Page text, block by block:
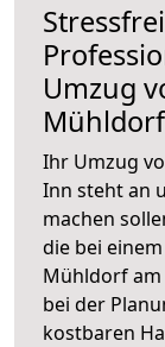
Umzug
Ihr Umzug
Inn steht an
machen
die bei
Mühldorf am
bei der
kostbaren